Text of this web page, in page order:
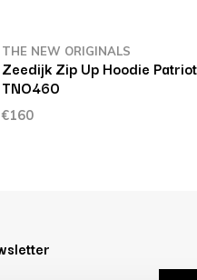
THE NEW ORIGINALS
Zeedijk Zip Up Hoodie
TNO460
€160